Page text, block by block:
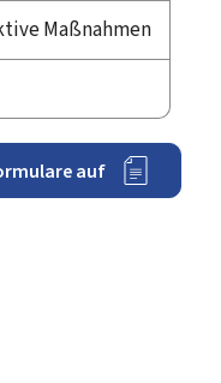
Maßnahmen
auf